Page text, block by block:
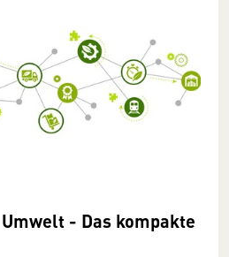
- Das kompakte